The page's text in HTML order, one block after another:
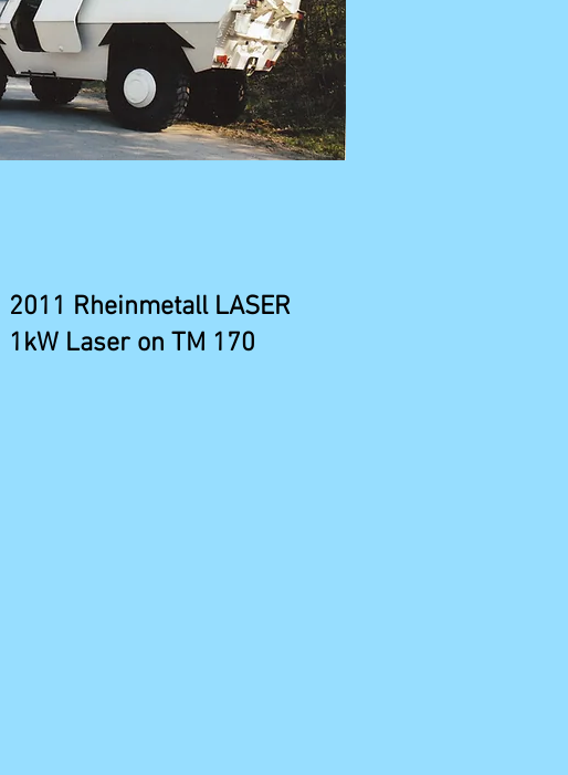
2011 Rheinmetall LASER
1kW Laser on TM 170